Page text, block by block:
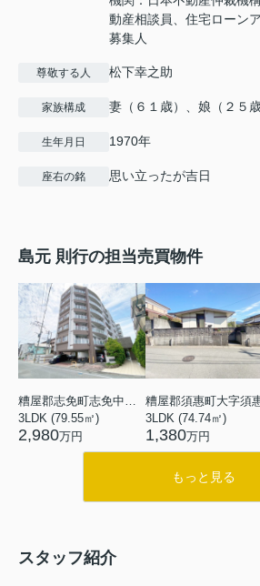
動産相談員、住宅ローン
募集人
尊敬する人 松下幸之助
家族構成 妻（６１歳）、娘（２５歳
生年月日 1970年
座右の銘 思い立ったが吉日
島元 則行の担当売買物件
3LDK (79.55㎡)
2,980万円
糟屋郡須惠町大字須
3LDK (74.74㎡)
1,380万円
もっと見る
スタッフ紹介